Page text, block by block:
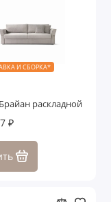
И СБОРКА*
раскладной
₽